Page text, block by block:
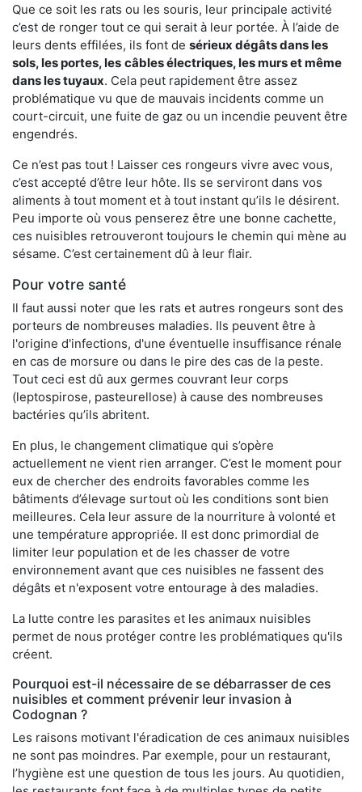
Que ce soit les rats ou les souris, leur principale activité
c’est de ronger tout ce qui serait à leur portée. À l’aide de
leurs dents effilées, ils font de sérieux dégâts dans les
sols, les portes, les câbles électriques, les murs et même
dans les tuyaux. Cela peut rapidement être assez
problématique vu que de mauvais incidents comme un
court-circuit, une fuite de gaz ou un incendie peuvent être
engendrés.
Ce n’est pas tout ! Laisser ces rongeurs vivre avec vous,
c’est accepté d’être leur hôte. Ils se serviront dans vos
aliments à tout moment et à tout instant qu’ils le désirent.
Peu importe où vous penserez être une bonne cachette,
ces nuisibles retrouveront toujours le chemin qui mène au
sésame. C’est certainement dû à leur flair.
Pour votre santé
Il faut aussi noter que les rats et autres rongeurs sont des
porteurs de nombreuses maladies. Ils peuvent être à
l'origine d'infections, d'une éventuelle insuffisance rénale
en cas de morsure ou dans le pire des cas de la peste.
Tout ceci est dû aux germes couvrant leur corps
(leptospirose, pasteurellose) à cause des nombreuses
bactéries qu’ils abritent.
En plus, le changement climatique qui s’opère
actuellement ne vient rien arranger. C’est le moment pour
eux de chercher des endroits favorables comme les
bâtiments d’élevage surtout où les conditions sont bien
meilleures. Cela leur assure de la nourriture à volonté et
une température appropriée. Il est donc primordial de
limiter leur population et de les chasser de votre
environnement avant que ces nuisibles ne fassent des
dégâts et n'exposent votre entourage à des maladies.
La lutte contre les parasites et les animaux nuisibles
permet de nous protéger contre les problématiques qu'ils
créent.
Pourquoi est-il nécessaire de se débarrasser de ces
nuisibles et comment prévenir leur invasion à
Codognan ?
Les raisons motivant l'éradication de ces animaux nuisibles
ne sont pas moindres. Par exemple, pour un restaurant,
l’hygiène est une question de tous les jours. Au quotidien,